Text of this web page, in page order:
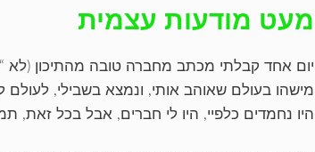
מעט מודעות עצמית
יום אחד קבלתי מכתב מחברה טובה מהתיכון
מישהו בעולם שאוהב אותי, ונמצא בשבילי,
היו נחמדים כלפיי, היו לי חברים, אבל בכל זאת,